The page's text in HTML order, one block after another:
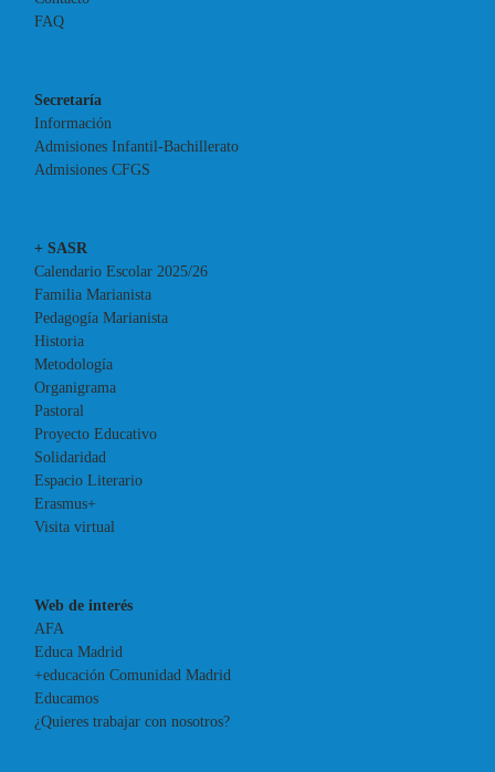
FAQ
Secretaría
Información
Admisiones Infantil-Bachillerato
Admisiones CFGS
+ SASR
Calendario Escolar 2025/26
Familia Marianista
Pedagogía Marianista
Historia
Metodología
Organigrama
Pastoral
Proyecto Educativo
Solidaridad
Espacio Literario
Erasmus+
Visita virtual
Web de interés
AFA
Educa Madrid
+educación Comunidad Madrid
Educamos
¿Quieres trabajar con nosotros?